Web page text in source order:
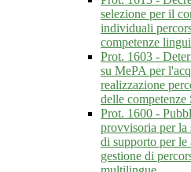
selezione per il
individuali
competenze
Prot. 1603 -
su MePA per
realizzazione
delle competenze
Prot. 1600 -
provvisoria per la
di supporto per le
gestione di